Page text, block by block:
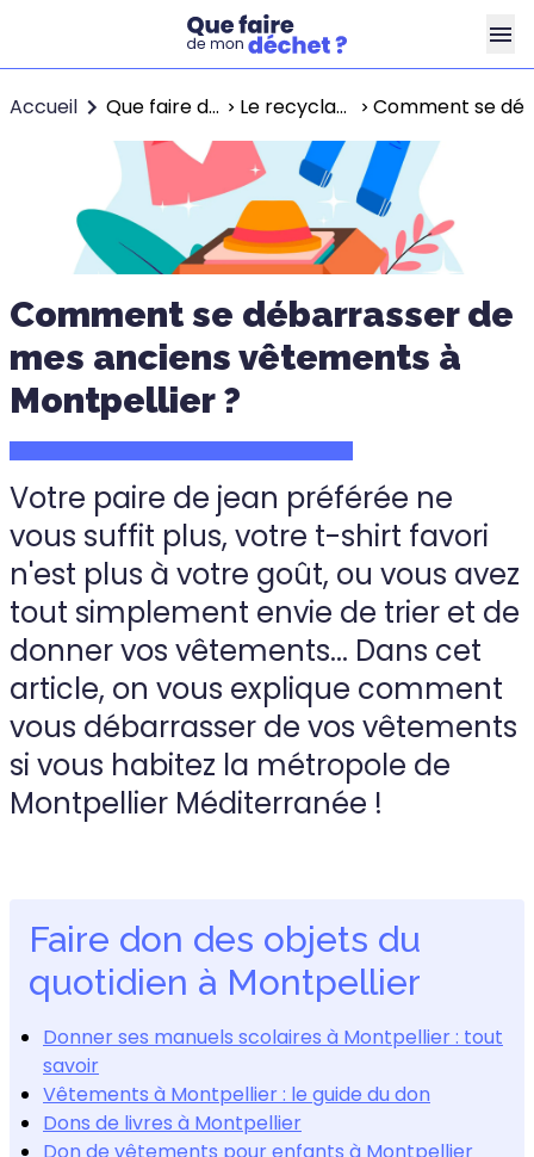
Accueil Que faire de mes déchets ? Le recyclage à Montpellier Comment se
Comment se débarrasser de
mes anciens vêtements à
Montpellier ?
Votre paire de jean préférée ne
vous suffit plus, votre t-shirt favori
n'est plus à votre goût, ou vous avez
tout simplement envie de trier et de
donner vos vêtements... Dans cet
article, on vous explique comment
vous débarrasser de vos vêtements
si vous habitez la métropole de
Montpellier Méditerranée !
Faire don des objets du
quotidien à Montpellier
Donner ses manuels scolaires à Montpellier : tout
savoir
Vêtements à Montpellier : le guide du don
Dons de livres à Montpellier